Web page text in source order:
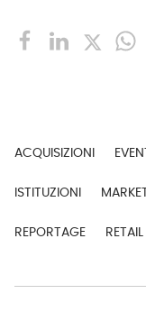
ACQUISIZIONI
ISTITUZIONI
REPORTAGE RETAIL